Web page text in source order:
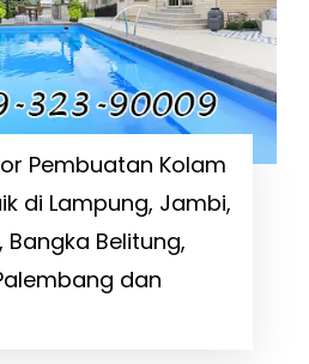
Pembuatan Kolam
di Lampung, Jambi,
Bangka Belitung,
dan